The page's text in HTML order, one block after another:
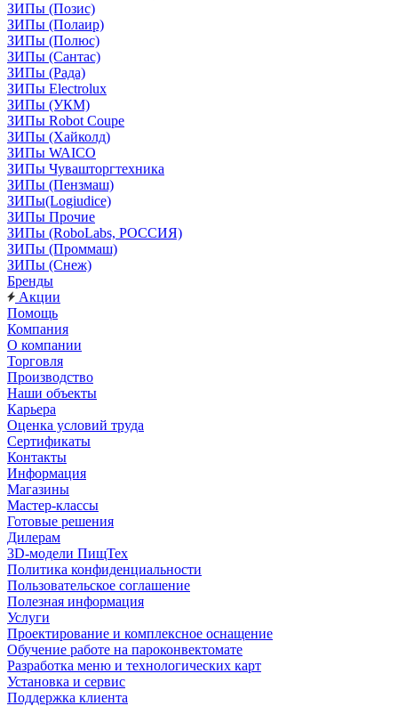
ЗИПы (Позис)
ЗИПы (Полаир)
ЗИПы (Полюс)
ЗИПы (Сантас)
ЗИПы (Рада)
ЗИПы Electrolux
ЗИПы (УКМ)
ЗИПы Robot Coupe
ЗИПы (Хайколд)
ЗИПы WAICO
ЗИПы Чувашторгтехника
ЗИПы (Пензмаш)
ЗИПы(Logiudice)
ЗИПы Прочие
ЗИПы (RoboLabs, РОССИЯ)
ЗИПы (Проммаш)
ЗИПы (Снеж)
Бренды
Акции
Помощь
Компания
О компании
Торговля
Производство
Наши объекты
Карьера
Оценка условий труда
Сертификаты
Контакты
Информация
Магазины
Мастер-классы
Готовые решения
Дилерам
3D-модели ПищТех
Политика конфиденциальности
Пользовательское соглашение
Полезная информация
Услуги
Проектирование и комплексное оснащение
Обучение работе на пароконвектомате
Разработка меню и технологических карт
Установка и сервис
Поддержка клиента